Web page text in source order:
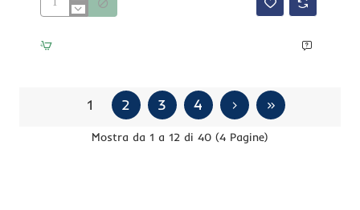
Anellini
acciaio
ovali
1 2 3 4
Mostra da 1 a 12 di 40 (4 Pagine)